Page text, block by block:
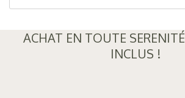
ACHAT EN TOUTE
INCLUS !